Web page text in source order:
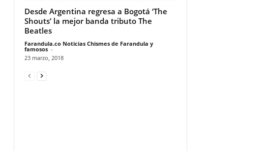
Desde Argentina regresa a Bogotá ‘The
Shouts’ la mejor banda tributo The
Beatles
Farandula.co Noticias Chismes de Farandula y
famosos -
23 marzo, 2018